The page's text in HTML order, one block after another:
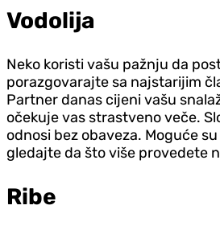
Vodolija
Neko koristi vašu pažnju da
porazgovarajte sa najstarijim
Partner danas cijeni vašu
očekuje vas strastveno veče.
odnosi bez obaveza. Moguće
gledajte da što više provedete
Ribe